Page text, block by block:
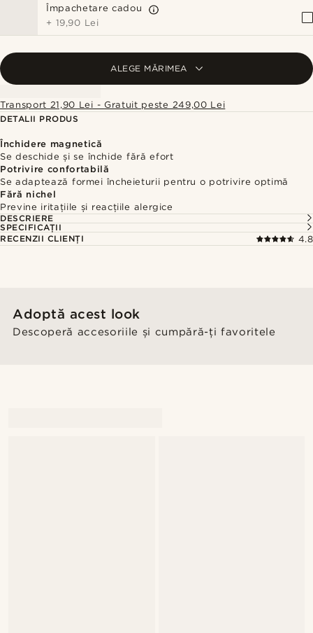
Împachetare cadou
+ 19,90 Lei
ALEGE MĂRIMEA
Transport 21,90 Lei - Gratuit peste 249,00 Lei
DETALII PRODUS
Închidere magnetică
Se deschide și se închide fără efort
Potrivire confortabilă
Se adaptează formei încheieturii pentru o potrivire optimă
Fără nichel
Previne iritațiile și reacțiile alergice
DESCRIERE
SPECIFICAȚII
RECENZII CLIENȚI
4.8
Adoptă acest look
Descoperă accesoriile și cumpără-ți favoritele